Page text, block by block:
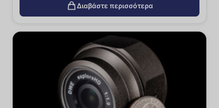
Διαβάστε περισσότερα